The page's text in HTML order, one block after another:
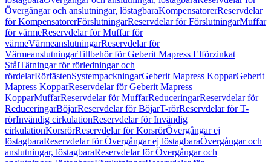
Övergångar och anslutningar, löstagbaraKompensatorerReservdelar
för KompensatorerFörslutningarReservdelar för FörslutningarMuffar
för värmeReservdelar för Muffar för
värmeVärmeanslutningarReservdelar för
VärmeanslutningarTillbehör för Geberit Mapress Elförzinkat
StålTätningar för rörledningar och
rördelarRörfästenSystempackningarGeberit Mapress KopparGeberit
Mapress KopparReservdelar för Geberit Mapress
KopparMuffarReservdelar för MuffarReduceringarReservdelar för
ReduceringarBöjarReservdelar för BöjarT-rörReservdelar för T-
rörInvändig cirkulationReservdelar för Invändig
cirkulationKorsrörReservdelar för KorsrörÖvergångar ej
löstagbaraReservdelar för Övergångar ej löstagbaraÖvergångar och
anslutningar, löstagbaraReservdelar för Övergångar och